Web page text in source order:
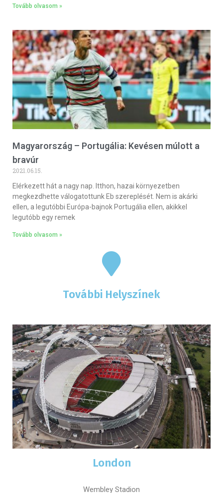
Tovább olvasom »
Magyarország – Portugália: Kevésen múlott a
bravúr
2021.06.15.
Elérkezett hát a nagy nap. Itthon, hazai környezetben
megkezdhette válogatottunk Eb szereplését. Nem is akárki
ellen, a legutóbbi Európa-bajnok Portugália ellen, akikkel
legutóbb egy remek
Tovább olvasom »
További Helyszínek
London
Wembley Stadion